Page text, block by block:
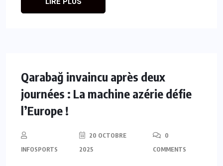
Qarabağ invaincu après deux
journées : La machine azérie défie
l’Europe !
INFOSPORTS
20 OCTOBRE
2025
0
COMMENTS